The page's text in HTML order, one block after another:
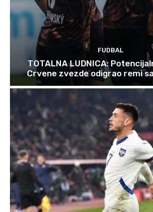
FUDBAL
TOTALNA LUDNICA:
Crvene zvezde odigrao remi